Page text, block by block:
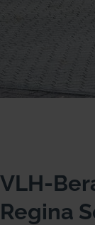
VLH-
Regina